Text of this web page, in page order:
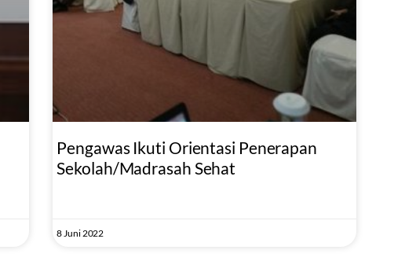
Pengawas Ikuti Orientasi Penerapan
Sekolah/Madrasah Sehat
8 Juni 2022